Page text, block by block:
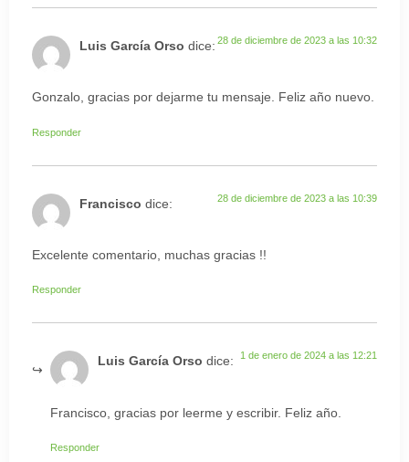
Luis García Orso dice: 28 de diciembre de 2023 a las 10:32
Gonzalo, gracias por dejarme tu mensaje. Feliz año nuevo.
Responder
Francisco dice: 28 de diciembre de 2023 a las 10:39
Excelente comentario, muchas gracias !!
Responder
Luis García Orso dice: 1 de enero de 2024 a las 12:21
Francisco, gracias por leerme y escribir. Feliz año.
Responder